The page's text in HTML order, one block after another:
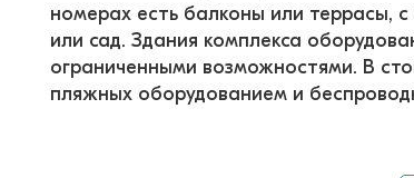
номерах есть балконы или террасы,
или сад. Здания комплекса
ограниченными возможностями. В
пляжных оборудованием и